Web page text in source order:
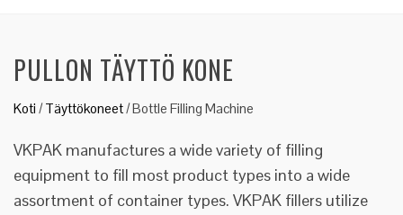
PULLON TÄYTTÖ KONE
Koti /Täyttökoneet/Bottle Filling Machine
VKPAK manufactures a wide variety of filling
equipment to fill most product types into a wide
assortment of container types. VKPAK fillers utilize